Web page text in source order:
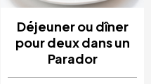
Déjeuner ou dîner
pour deux dans un
Parador